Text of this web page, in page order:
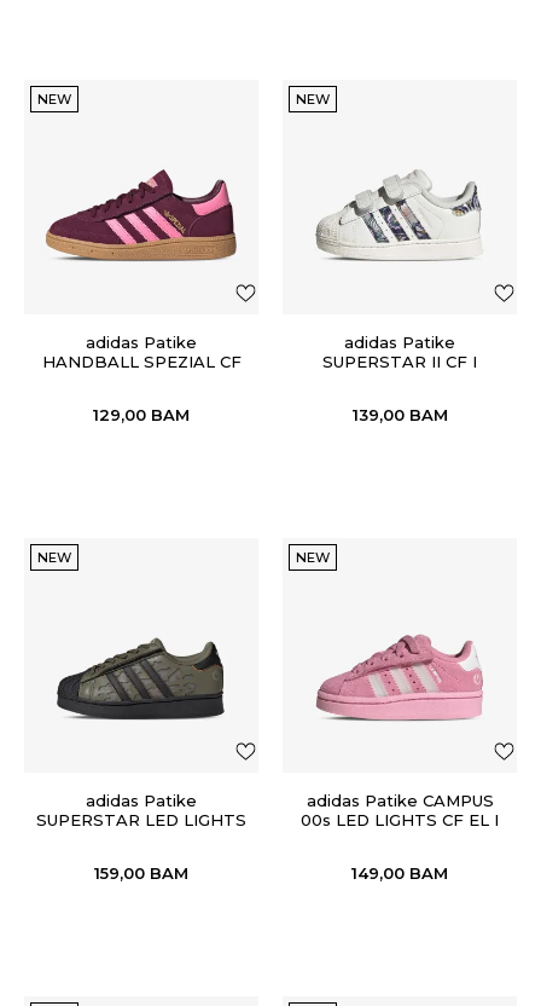
NEW
adidas Patike
HANDBALL SPEZIAL CF
129,00 BAM
NEW
adidas Patike
SUPERSTAR II CF I
139,00 BAM
NEW
adidas Patike
SUPERSTAR LED LIGHTS
159,00 BAM
NEW
adidas Patike CAMPUS
00s LED LIGHTS CF EL I
149,00 BAM